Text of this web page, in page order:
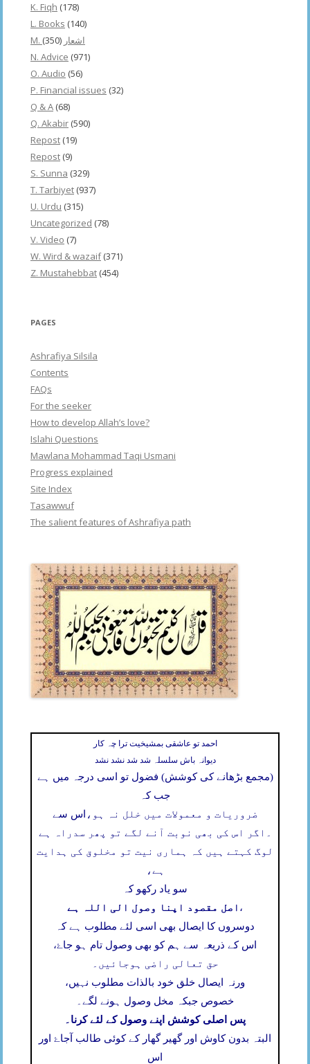
K. Fiqh (178)
L. Books (140)
M. اشعار (350)
N. Advice (971)
O. Audio (56)
P. Financial issues (32)
Q & A (68)
Q. Akabir (590)
Repost (19)
Repost (9)
S. Sunna (329)
T. Tarbiyet (937)
U. Urdu (315)
Uncategorized (78)
V. Video (7)
W. Wird & wazaif(371)
Z. Mustahebbat (454)
PAGES
Ashrafiya Silsila
Contents
FAQs
For the seeker
How to develop Allah’s love?
Islahi Questions
Mawlana Mohammad Taqi Usmani
Progress explained
Site Index
Tasawwuf
The salient features of Ashrafiya path
احمد تو عاشقی بمشیخیت ترا چہ کار
دیوانہ باش سلسلہ شد شد نشد نشد
(مجمع بڑھانے کی کوشش) فضول تو اسی درجہ میں ہے
جب کہ
اس سے ضروریات و معمولات میں خلل نہ ہو،
اگر اس کی بھی نوبت آنے لگے تو پھر سدراہ ہے
لوگ کہتے ہیں کہ ہماری نیت تو مخلوق کی ہدایت
ہے،
سو یاد رکھو کہ
اصل مقصود اپنا وصول الی اللہ ہے ،
دوسروں کا ایصال بھی اسی لئے مطلوب ہے کہ
اس کے ذریعہ سے ہم کو بھی وصول تام ہو جاۓ،
حق تعالی راضی ہوجائیں۔
ورنہ ایصال خلق خود بالذات مطلوب نہیں،
خصوص جبکہ مخل وصول ہونے لگے۔
پس اصلی کوشش اپنے وصول کے لئے کرنا۔
البتہ بدون کاوش اور گھیر گھار کے کوئی طالب آجاۓ اور
اس